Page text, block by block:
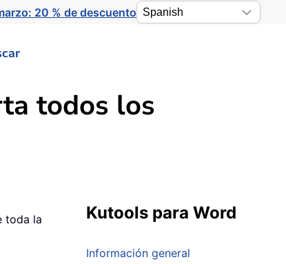
20 % de descuento
todos los
Kutools para Word
Información general
toda la